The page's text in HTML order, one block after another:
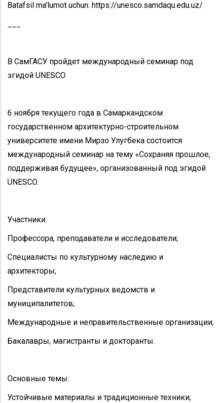
Batafsil ma'lumot uchun: https://unesco.samdaqu.edu.uz/
В СамГАСУ пройдет международный семинар под
эгидой UNESCO
6 ноября текущего года в Самаркандском
государственном архитектурно-строительном
университете имени Мирзо Улугбека состоится
международный семинар на тему «Сохраняя прошлое,
поддерживая будущее», организованный под эгидой
UNESCO.
Участники:
Профессора, преподаватели и исследователи;
Специалисты по культурному наследию и
архитекторы;
Представители культурных ведомств и
муниципалитетов;
Международные и неправительственные организации;
Бакалавры, магистранты и докторанты.
Основные темы:
Устойчивые материалы и традиционные техники;